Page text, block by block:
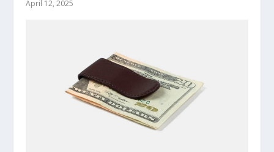
April 12, 2025